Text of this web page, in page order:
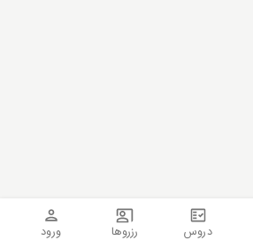
دروس رزروها ورود